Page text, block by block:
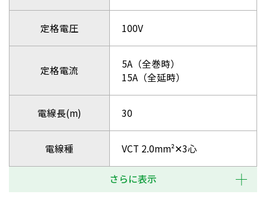
定格電圧 100V
定格電流
5A（全巻時）
15A（全延時）
電線長(m) 30
電線種 VCT 2.0mm²✕3心
さらに表示